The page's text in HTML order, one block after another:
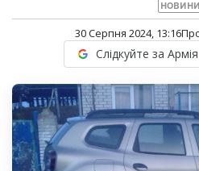
НОВИНИ
30 Серпня 2024, 13:16
Слідкуйте за